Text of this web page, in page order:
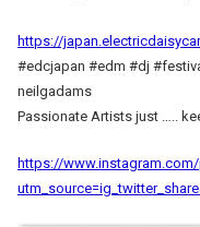
https://
#edcjapan #edm #dj
neilgadams
Passionate Artists just …..
https://